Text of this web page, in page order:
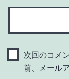
次回のコメ
前、メール